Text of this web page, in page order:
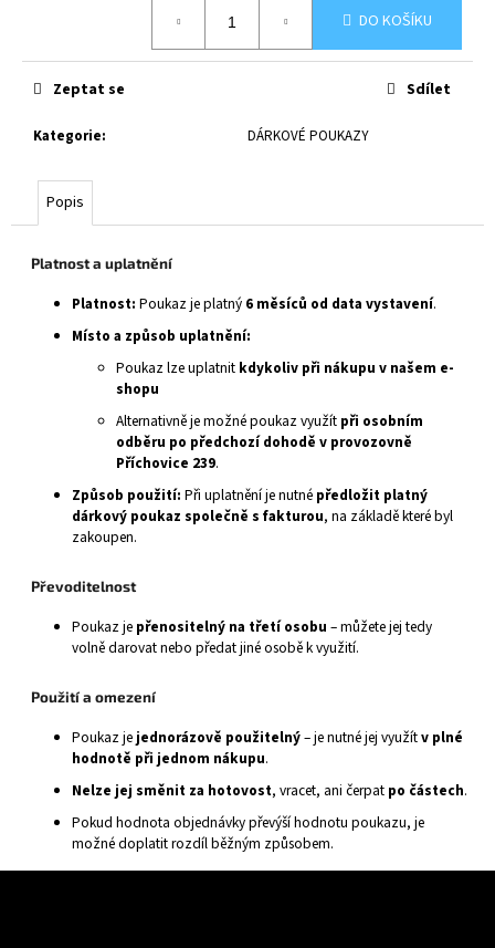
DO KOŠÍKU
Kategorie: DÁRKOVÉ POUKAZY
Zeptat se Sdílet
Popis
Platnost a uplatnění
Platnost: Poukaz je platný 6 měsíců od data vystavení.
Místo a způsob uplatnění:
Poukaz lze uplatnit kdykoliv při nákupu v našem e-
shopu
Alternativně je možné poukaz využít při osobním
odběru po předchozí dohodě v provozovně
Příchovice 239.
Způsob použití: Při uplatnění je nutné předložit platný
dárkový poukaz společně s fakturou, na základě které byl
zakoupen.
Převoditelnost
Poukaz je přenositelný na třetí osobu – můžete jej tedy
volně darovat nebo předat jiné osobě k využití.
Použití a omezení
Poukaz je jednorázově použitelný– je nutné jej využítv plné
hodnotě při jednom nákupu.
Nelze jej směnit za hotovost, vracet, ani čerpat po částech.
Pokud hodnota objednávky převýší hodnotu poukazu, je
možné doplatit rozdíl běžným způsobem.
m